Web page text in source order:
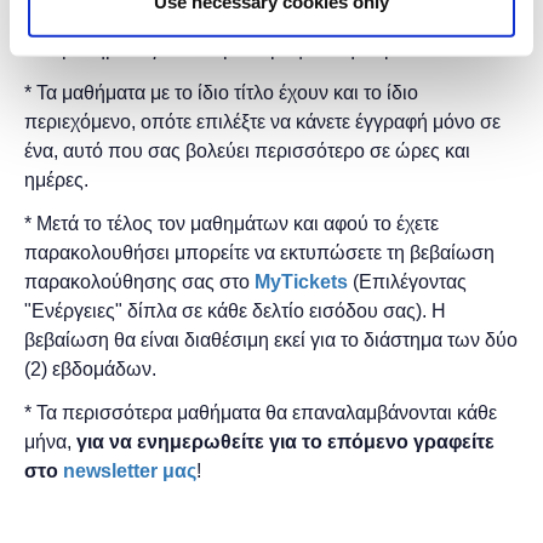
* Τα μαθήματα με το ίδιο τίτλο έχουν και το ίδιο
περιεχόμενο, οπότε επιλέξτε να κάνετε έγγραφή μόνο σε
ένα, αυτό που σας βολεύει περισσότερο σε ώρες και
ημέρες.
* Μετά το τέλος τον μαθημάτων και αφού το έχετε
παρακολουθήσει μπορείτε να εκτυπώσετε τη βεβαίωση
παρακολούθησης ​σας στο MyTickets (Επιλέγοντας
"Ενέργειες" δίπλα σε κάθε δελτίο εισόδου σας). Η
βεβαίωση θα είναι διαθέσιμη εκεί για το διάστημα των δύο
(2) εβδομάδων.
* Τα περισσότερα μαθήματα θα επαναλαμβάνονται κάθε
μήνα, για να ενημερωθείτε για το επόμενο γραφείτε
στο newsletter μας!